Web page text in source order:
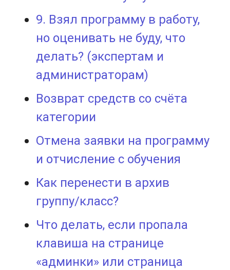
9. Взял программу в работу,
но оценивать не буду, что
делать? (экспертам и
администраторам)
Возврат средств со счёта
категории
Отмена заявки на программу
и отчисление с обучения
​Как перенести в архив
группу/класс?
Что делать, если пропала
клавиша на странице
«админки» или страница